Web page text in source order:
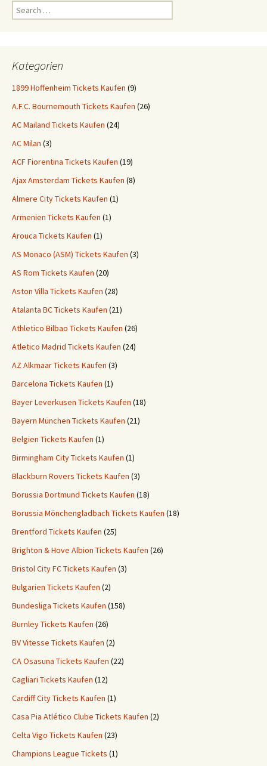
Search
for:
Kategorien
1899 Hoffenheim Tickets Kaufen (9)
A.F.C. Bournemouth Tickets Kaufen (26)
AC Mailand Tickets Kaufen (24)
AC Milan (3)
ACF Fiorentina Tickets Kaufen (19)
Ajax Amsterdam Tickets Kaufen (8)
Almere City Tickets Kaufen (1)
Armenien Tickets Kaufen (1)
Arouca Tickets Kaufen (1)
AS Monaco (ASM) Tickets Kaufen (3)
AS Rom Tickets Kaufen (20)
Aston Villa Tickets Kaufen (28)
Atalanta BC Tickets Kaufen (21)
Athletico Bilbao Tickets Kaufen (26)
Atletico Madrid Tickets Kaufen (24)
AZ Alkmaar Tickets Kaufen (3)
Barcelona Tickets Kaufen (1)
Bayer Leverkusen Tickets Kaufen (18)
Bayern München Tickets Kaufen (21)
Belgien Tickets Kaufen (1)
Birmingham City Tickets Kaufen (1)
Blackburn Rovers Tickets Kaufen (3)
Borussia Dortmund Tickets Kaufen (18)
Borussia Mönchengladbach Tickets Kaufen (18)
Brentford Tickets Kaufen (25)
Brighton & Hove Albion Tickets Kaufen (26)
Bristol City FC Tickets Kaufen (3)
Bulgarien Tickets Kaufen (2)
Bundesliga Tickets Kaufen (158)
Burnley Tickets Kaufen (26)
BV Vitesse Tickets Kaufen (2)
CA Osasuna Tickets Kaufen (22)
Cagliari Tickets Kaufen (12)
Cardiff City Tickets Kaufen (1)
Casa Pia Atlético Clube Tickets Kaufen (2)
Celta Vigo Tickets Kaufen (23)
Champions League Tickets (1)